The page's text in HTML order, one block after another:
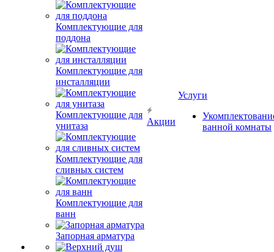
Комплектующие для
поддона
Комплектующие для
инсталляции
Комплектующие для
унитаза
Комплектующие для
сливных систем
Комплектующие для
ванн
Запорная арматура
Акции
Услуги
ванной комнаты